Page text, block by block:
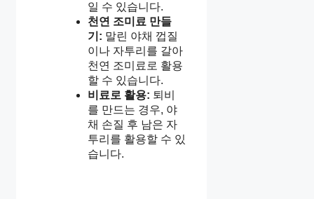
일 수 있습니다.
천연 조미료 만들
기: 말린 야채 껍질
이나 자투리를 갈아
천연 조미료로 활용
할 수 있습니다.
비료로 활용: 퇴비
를 만드는 경우, 야
채 손질 후 남은 자
투리를 활용할 수 있
습니다.